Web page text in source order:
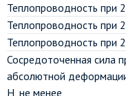
Теплопроводность при
Теплопроводность при
Теплопроводность при
Сосредоточенная сила
абсолютной
Н, не менее